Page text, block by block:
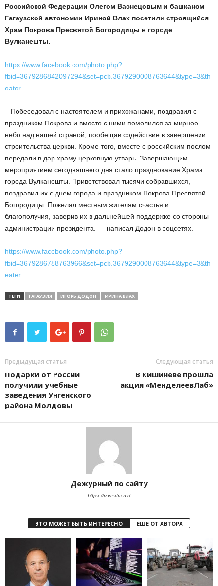
Российской Федерации Олегом Васнецовым и башканом
Гагаузской автономии Ириной Влах посетили строящийся
Храм Покрова Пресвятой Богородицы в городе
Вулканешты.
https://www.facebook.com/photo.php?
fbid=3679286842097294&set=pcb.3679290008763644&type=3&th
eater
– Побеседовал с настоятелем и прихожанами, поздравил с
праздником Покрова и вместе с ними помолился за мирное
небо над нашей страной, пообещав содействие в завершении
строительства церкви. Кроме того, вместе с российским послом
передали в дар храму церковную утварь. Завершающим
мероприятием сегодняшнего дня стало празднование Храма
города Вулканешты. Приветствовал тысячи собравшихся,
поздравил их с днем города и праздником Покрова Пресвятой
Богородицы. Пожелал местным жителям счастья и
благополучия, заверив их в дальнейшей поддержке со стороны
администрации президента, — написал Додон в соцсетях.
https://www.facebook.com/photo.php?
fbid=3679286788763966&set=pcb.3679290008763644&type=3&th
eater
ТЕГИ ГАГАУЗИЯ ИГОРЬ ДОДОН ИРИНА ВЛАХ
Предыдущая статья
Подарки от России
получили учебные
заведения Унгенского
района Молдовы
Следующая статья
В Кишиневе прошла
акция «МенделеевЛаб»
Дежурный по сайту
https://izvestia.md
ЭТО МОЖЕТ БЫТЬ ИНТЕРЕСНО ЕЩЕ ОТ АВТОРА